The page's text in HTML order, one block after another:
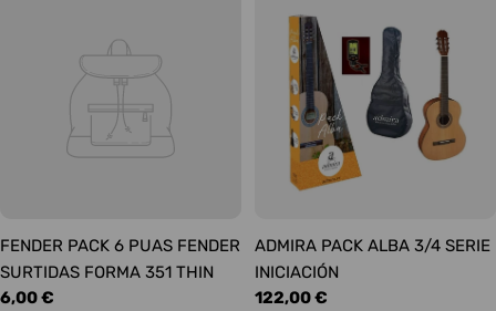
FENDER PACK 6 PUAS FENDER
SURTIDAS FORMA 351 THIN
Precio
6,00 €
ADMIRA PACK ALBA 3/4 SERIE
INICIACIÓN
Precio
122,00 €